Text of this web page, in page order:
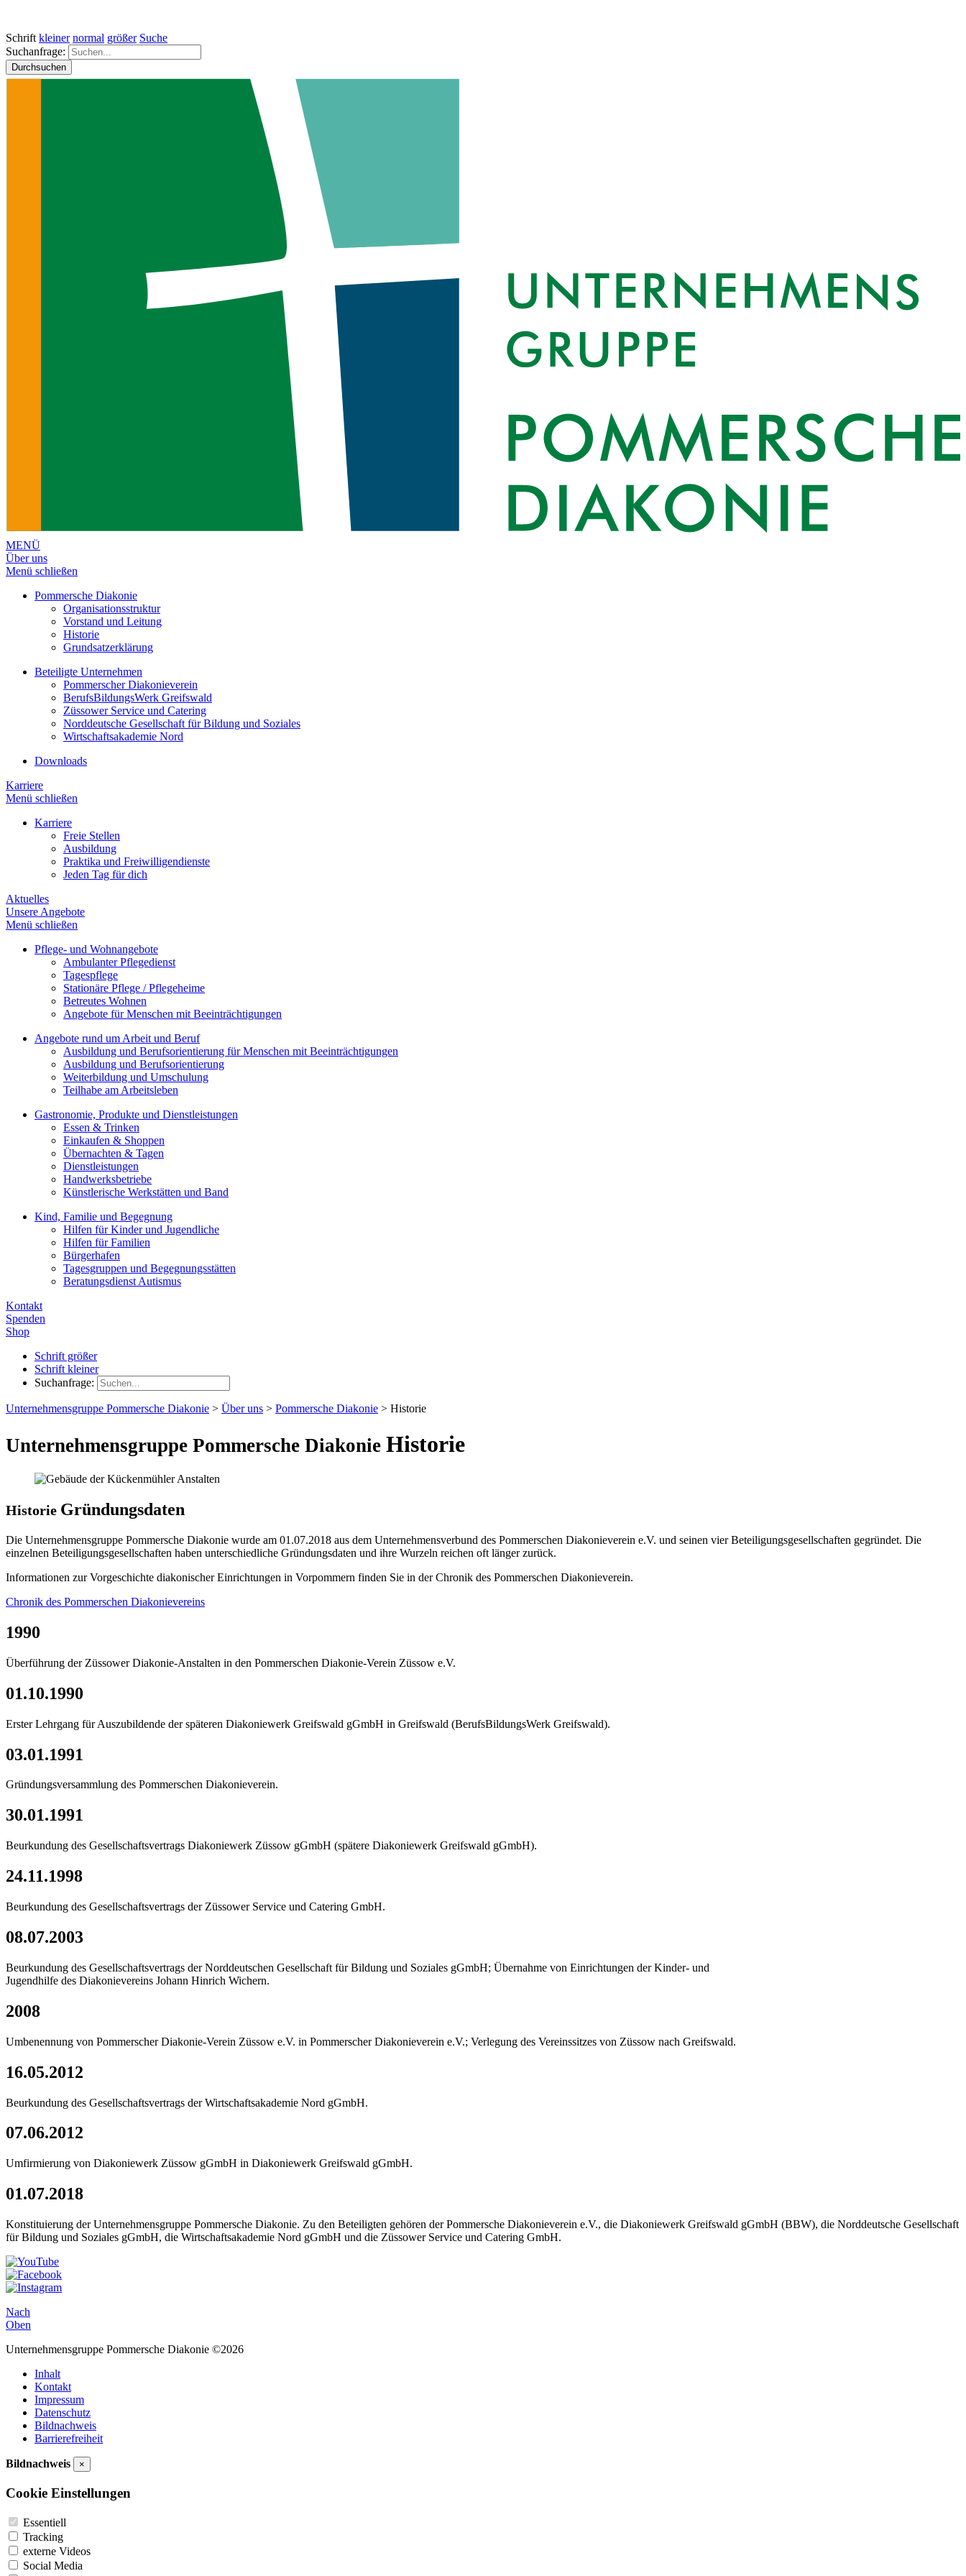
Schrift kleiner normal größer Suche
Suchanfrage:
Durchsuchen
MENÜ
Über uns
Menü schließen
Pommersche Diakonie
Organisationsstruktur
Vorstand und Leitung
Historie
Grundsatzerklärung
Beteiligte Unternehmen
Pommerscher Diakonieverein
BerufsBildungsWerk Greifswald
Züssower Service und Catering
Norddeutsche Gesellschaft für Bildung und Soziales
Wirtschaftsakademie Nord
Downloads
Karriere
Menü schließen
Karriere
Freie Stellen
Ausbildung
Praktika und Freiwilligendienste
Jeden Tag für dich
Aktuelles
Unsere Angebote
Menü schließen
Pflege- und Wohnangebote
Ambulanter Pflegedienst
Tagespflege
Stationäre Pflege / Pflegeheime
Betreutes Wohnen
Angebote für Menschen mit Beeinträchtigungen
Angebote rund um Arbeit und Beruf
Ausbildung und Berufsorientierung für Menschen mit Beeinträchtigungen
Ausbildung und Berufsorientierung
Weiterbildung und Umschulung
Teilhabe am Arbeitsleben
Gastronomie, Produkte und Dienstleistungen
Essen & Trinken
Einkaufen & Shoppen
Übernachten & Tagen
Dienstleistungen
Handwerksbetriebe
Künstlerische Werkstätten und Band
Kind, Familie und Begegnung
Hilfen für Kinder und Jugendliche
Hilfen für Familien
Bürgerhafen
Tagesgruppen und Begegnungsstätten
Beratungsdienst Autismus
Kontakt
Spenden
Shop
Schrift größer
Schrift kleiner
Suchanfrage:
Unternehmensgruppe Pommersche Diakonie > Über uns > Pommersche Diakonie > Historie
Unternehmensgruppe Pommersche Diakonie Historie
Historie Gründungsdaten
Die Unternehmensgruppe Pommersche Diakonie wurde am 01.07.2018 aus dem Unternehmensverbund des Pommerschen Diakonieverein e.V. und seinen vier Beteiligungsgesellschaften gegründet. Die
einzelnen Beteiligungsgesellschaften haben unterschiedliche Gründungsdaten und ihre Wurzeln reichen oft länger zurück.
Informationen zur Vorgeschichte diakonischer Einrichtungen in Vorpommern finden Sie in der Chronik des Pommerschen Diakonieverein.
Chronik des Pommerschen Diakonievereins
1990
Überführung der Züssower Diakonie-Anstalten in den Pommerschen Diakonie-Verein Züssow e.V.
01.10.1990
Erster Lehrgang für Auszubildende der späteren Diakoniewerk Greifswald gGmbH in Greifswald (BerufsBildungsWerk Greifswald).
03.01.1991
Gründungsversammlung des Pommerschen Diakonieverein.
30.01.1991
Beurkundung des Gesellschaftsvertrags Diakoniewerk Züssow gGmbH (spätere Diakoniewerk Greifswald gGmbH).
24.11.1998
Beurkundung des Gesellschaftsvertrags der Züssower Service und Catering GmbH.
08.07.2003
Beurkundung des Gesellschaftsvertrags der Norddeutschen Gesellschaft für Bildung und Soziales gGmbH; Übernahme von Einrichtungen der Kinder- und
Jugendhilfe des Diakonievereins Johann Hinrich Wichern.
2008
Umbenennung von Pommerscher Diakonie-Verein Züssow e.V. in Pommerscher Diakonieverein e.V.; Verlegung des Vereinssitzes von Züssow nach Greifswald.
16.05.2012
Beurkundung des Gesellschaftsvertrags der Wirtschaftsakademie Nord gGmbH.
07.06.2012
Umfirmierung von Diakoniewerk Züssow gGmbH in Diakoniewerk Greifswald gGmbH.
01.07.2018
Konstituierung der Unternehmensgruppe Pommersche Diakonie. Zu den Beteiligten gehören der Pommersche Diakonieverein e.V., die Diakoniewerk Greifswald gGmbH (BBW), die Norddeutsche Gesellschaft
für Bildung und Soziales gGmbH, die Wirtschaftsakademie Nord gGmbH und die Züssower Service und Catering GmbH.
Nach
Oben
Unternehmensgruppe Pommersche Diakonie ©2026
Inhalt
Kontakt
Impressum
Datenschutz
Bildnachweis
Barrierefreiheit
Bildnachweis ×
Cookie Einstellungen
Essentiell
Tracking
externe Videos
Social Media